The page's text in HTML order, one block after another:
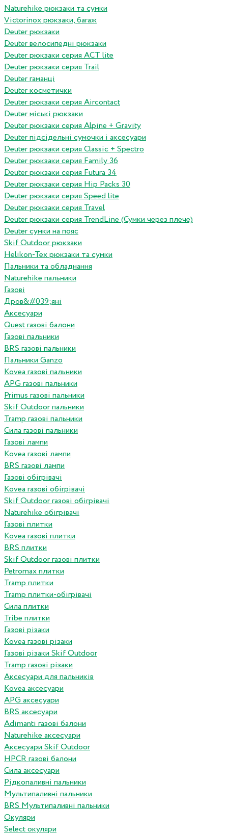
Naturehike рюкзаки та сумки
Victorinox рюкзаки, багаж
Deuter рюкзаки
Deuter велосипедні рюкзаки
Deuter рюкзаки серия ACT lite
Deuter рюкзаки серия Trail
Deuter гаманці
Deuter косметички
Deuter рюкзаки серия Aircontact
Deuter міські рюкзаки
Deuter рюкзаки серия Alpine + Gravity
Deuter підсідельні сумочки і аксесуари
Deuter рюкзаки серия Classic + Spectro
Deuter рюкзаки серия Family 36
Deuter рюкзаки серия Futura 34
Deuter рюкзаки серия Hip Packs 30
Deuter рюкзаки серия Speed lite
Deuter рюкзаки серия Travel
Deuter рюкзаки серия TrendLine (Сумки через плече)
Deuter сумки на пояс
Skif Outdoor рюкзаки
Helikon-Tex рюкзаки та сумки
Пальники та обладнання
Naturehike пальники
Газові
Дров&#039;яні
Аксесуари
Quest газові балони
Газові пальники
BRS газові пальники
Пальники Ganzo
Kovea газові пальники
APG газові пальники
Primus газові пальники
Skif Outdoor пальники
Tramp газові пальники
Сила газові пальники
Газові лампи
Kovea газові лампи
BRS газові лампи
Газові обігрівачі
Kovea газові обігрівачі
Skif Outdoor газові обігрівачі
Naturehike обігрівачі
Газові плитки
Kovea газові плитки
BRS плитки
Skif Outdoor газові плитки
Petromax плитки
Tramp плитки
Tramp плитки-обігрівачі
Сила плитки
Tribe плитки
Газові різаки
Kovea газові різаки
Газові різаки Skif Outdoor
Tramp газові різаки
Аксесуари для пальників
Kovea аксесуари
APG аксесуари
BRS аксесуари
Adimanti газові балони
Naturehike аксесуари
Аксесуари Skif Outdoor
HPCR газові балони
Сила аксесуари
Рідкопаливні пальники
Мультипаливні пальники
BRS Мультипаливні пальники
Окуляри
Select окуляри